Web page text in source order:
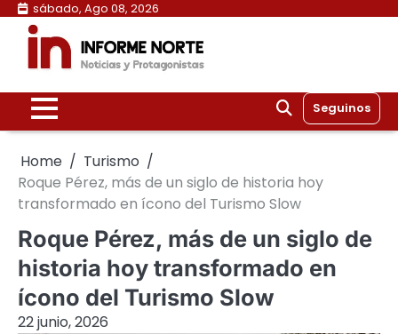
Skip
content
sábado, Ago 08, 2026
Seguinos
Home
Turismo
Roque Pérez, más de un siglo de historia hoy
transformado en ícono del Turismo Slow
Roque Pérez, más de un siglo de
historia hoy transformado en
ícono del Turismo Slow
22 junio, 2026